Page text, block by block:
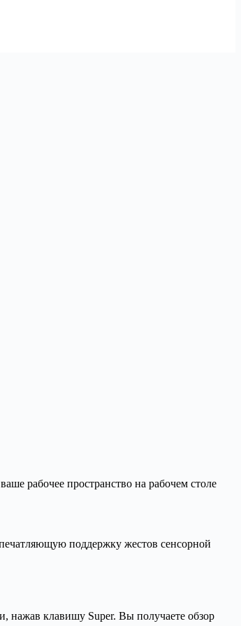
рабочее пространство на рабочем столе
поддержку жестов сенсорной
нажав клавишу Super. Вы получаете обзор